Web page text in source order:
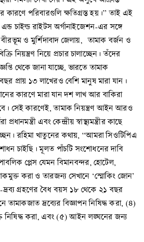
পরিবারগুলি ক্ষতিগ্রস্ত হয়।” তাই এই
এন্ড চাইল্ড রাইটস অর্গানাইজেশন-এর সঙ্গে
ও মুর্শিদাবাদ জেলায়, তামাক বর্জন ও
নিয়ন্ত্রণ নিয়ে প্রচার চালাচ্ছেন। তঁদের
থেকে জানা যাচ্ছে, ভারতে তামাক
প্রায় ১৩ লাখেরও বেশি মানুষ মারা যান।
কারণে মারা যান দশ লাখ আর বাকিরা
সেই কারণেই, তামাক নিয়ন্ত্রণ আইন আরও
এবং কেন্দ্রীয় স্বাস্থ্যমন্ত্রীর কাছে
রহিমা খাতুনের কথায়, “আমরা সিওটিপিএ
চাইছি। মূলত পাঁচটি সংশোধনের দাবি
প্লেস যেমন বিমানবন্দর, হোটেল,
করা ও তারজন্য সেখানে ‘স্মোকিং জোন’
দ্রব্য গ্রহণের বৈধ বয়স ১৮ থেকে ২১ বছর
দ্রব্যের বিজ্ঞাপন নিষিদ্ধ করা, (৪)
নিষিদ্ধ করা, এবং (৫) আইন লঙ্ঘনের জন্য